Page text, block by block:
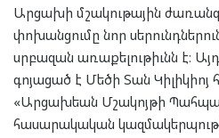
Արցախի մշակութային
փոխանցումը նոր
սրբազան առաքելութիւնն է։
գոյացած է Մեծի Տան Կիլիկիոյ
«Արցախեան Մշակոյթի
հասարակական